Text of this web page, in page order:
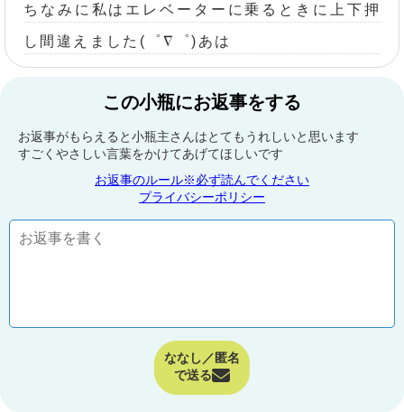
ちなみに私はエレベーターに乗るときに上下押
し間違えました(゜∇゜)あは
この小瓶にお返事をする
お返事がもらえると小瓶主さんはとてもうれしいと思います
すごくやさしい言葉をかけてあげてほしいです
お返事のルール※必ず読んでください
プライバシーポリシー
ななし／匿名
で送る